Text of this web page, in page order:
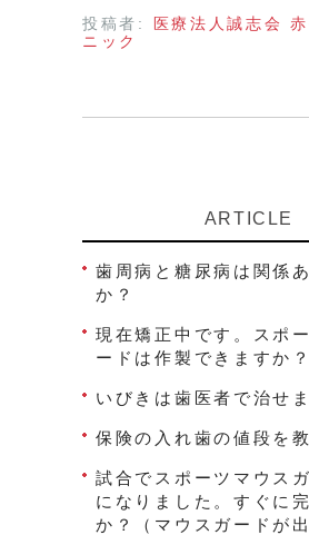
投稿者:
医療法人誠志会
ニック
ARTICLE
歯周病と糖尿病は関係
か？
現在矯正中です。スポ
ードは作製できますか？
いびきは歯医者で治せ
保険の入れ歯の値段を
試合でスポーツマウス
になりました。すぐに
か？（マウスガードが